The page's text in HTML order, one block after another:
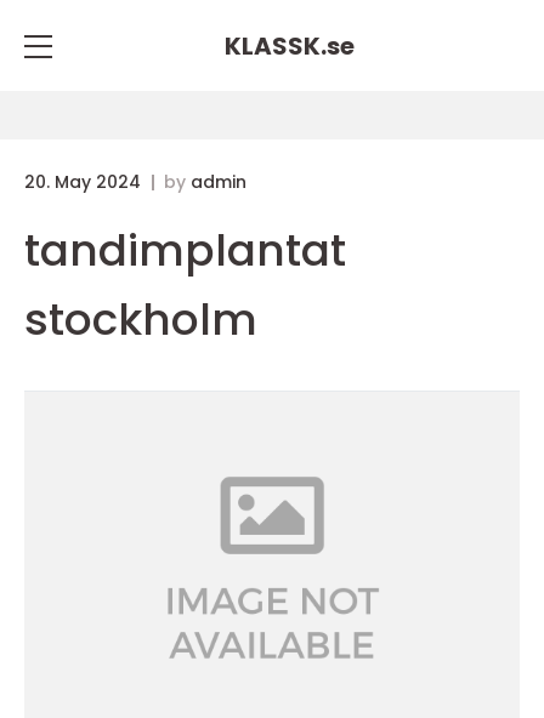
KLASSK.se
20. May 2024 by admin
tandimplantat
stockholm